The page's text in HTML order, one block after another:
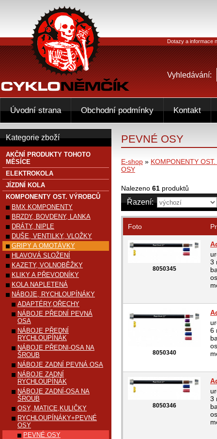
PEVNÉ OSY
E-shop » KOMPONENTY
OSY
Nalezeno 61 produktů
Řazení:
Foto
8050345
3
8050340
6
8050346
3
Kategorie zboží
AKČNÍ PRODUKTY TOHOTO
MĚSÍCE
ELEKTROKOLA
JÍZDNÍ KOLA
KOMPONENTY OST. VÝROBCŮ
BMX KOMPONENTY
BRZDY, BOVDENY, LANKA
DRÁTY, NIPLE
DUŠE, VENTILKY, VLOŽKY
GRIPY A OMOTÁVKY
HLAVOVÁ SLOŽENÍ
KAZETY, VOLNOBĚŽKY
KLIKY A PŘEVODNÍKY
KOLA NAPLETENÁ
NÁBOJE, RYCHLOUPÍNÁKY
ADAPTÉRY,OŘECHY
NÁBOJE PŘEDNÍ PEVNÁ
OSA
NÁBOJE PŘEDNÍ
RYCHLOUPÍNÁK
NÁBOJE PŘEDNI-OSA NA
ŠROUB
NÁBOJE ZADNÍ PEVNÁ OSA
NÁBOJE ZADNÍ
RYCHLOUPÍNÁK
NÁBOJE ZADNÍ-OSA NA
ŠROUB
OSY, MATICE,KULIČKY
RYCHLOUPÍNÁKY+PEVNÉ
OSY
PEVNÉ OSY
Dotazy a informace
Vyhledávání:
Úvodní strana Obchodní podmínky Kontakt